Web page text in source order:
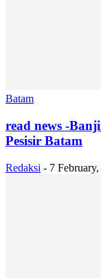
Batam
read news -
Pesisir Batam
Redaksi - 7